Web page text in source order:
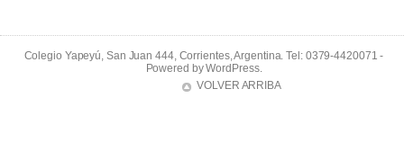
Colegio Yapeyú, San Juan 444, Corrientes, Argentina. Tel: 0379-4420071 -
Powered byWordPress.
VOLVER ARRIBA